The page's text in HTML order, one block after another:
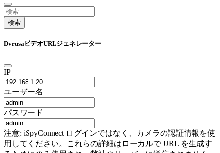
検索
DvrusaビデオURLジェネレーター
IP
ユーザー名
パスワード
注意: iSpyConnect ログインではなく、カメラの認証情報を使
用してください。これらの詳細はローカルで URL を生成す